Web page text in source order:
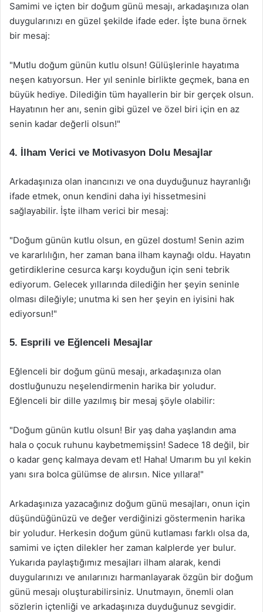
Samimi ve içten bir doğum günü mesajı, arkadaşınıza olan
duygularınızı en güzel şekilde ifade eder. İşte buna örnek
bir mesaj:
"Mutlu doğum günün kutlu olsun! Gülüşlerinle hayatıma
neşen katıyorsun. Her yıl seninle birlikte geçmek, bana en
büyük hediye. Dilediğin tüm hayallerin bir bir gerçek olsun.
Hayatının her anı, senin gibi güzel ve özel biri için en az
senin kadar değerli olsun!"
4. İlham Verici ve Motivasyon Dolu Mesajlar
Arkadaşınıza olan inancınızı ve ona duyduğunuz hayranlığı
ifade etmek, onun kendini daha iyi hissetmesini
sağlayabilir. İşte ilham verici bir mesaj:
"Doğum günün kutlu olsun, en güzel dostum! Senin azim
ve kararlılığın, her zaman bana ilham kaynağı oldu. Hayatın
getirdiklerine cesurca karşı koyduğun için seni tebrik
ediyorum. Gelecek yıllarında dilediğin her şeyin seninle
olması dileğiyle; unutma ki sen her şeyin en iyisini hak
ediyorsun!"
5. Esprili ve Eğlenceli Mesajlar
Eğlenceli bir doğum günü mesajı, arkadaşınıza olan
dostluğunuzu neşelendirmenin harika bir yoludur.
Eğlenceli bir dille yazılmış bir mesaj şöyle olabilir:
"Doğum günün kutlu olsun! Bir yaş daha yaşlandın ama
hala o çocuk ruhunu kaybetmemişsin! Sadece 18 değil, bir
o kadar genç kalmaya devam et! Haha! Umarım bu yıl kekin
yanı sıra bolca gülümse de alırsın. Nice yıllara!"
Arkadaşınıza yazacağınız doğum günü mesajları, onun için
düşündüğünüzü ve değer verdiğinizi göstermenin harika
bir yoludur. Herkesin doğum günü kutlaması farklı olsa da,
samimi ve içten dilekler her zaman kalplerde yer bulur.
Yukarıda paylaştığımız mesajları ilham alarak, kendi
duygularınızı ve anılarınızı harmanlayarak özgün bir doğum
günü mesajı oluşturabilirsiniz. Unutmayın, önemli olan
sözlerin içtenliği ve arkadaşınıza duyduğunuz sevgidir.